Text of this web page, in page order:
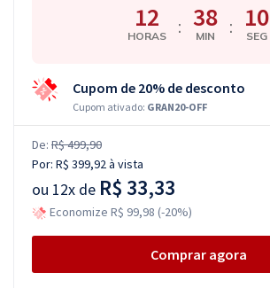
12
HORAS : 38
MIN : 10
SEG
Cupom de 20% de desconto
Cupom ativado: GRAN20-OFF
De: R$ 499,90
Por: R$ 399,92à vista
ou 12x de R$ 33,33
Economize R$ 99,98 (-20%)
Comprar agora